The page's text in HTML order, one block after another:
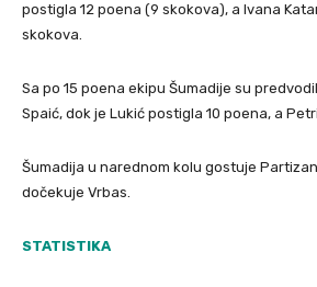
postigla 12 poena (9 skokova), a Ivana
skokova.
Sa po 15 poena ekipu Šumadije su
Spaić, dok je Lukić postigla 10 poena, a
Šumadija u narednom kolu gostuje
dočekuje Vrbas.
STATISTIKA